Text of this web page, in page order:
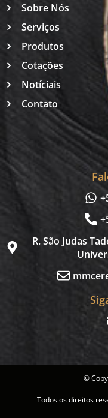
Sobre Nós
Serviços
Produtos
Cotações
Notíciais
Contato
R. São Judas
©
Todos os direitos